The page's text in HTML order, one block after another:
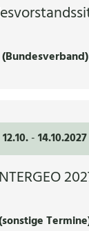
(Bundesverband)
12.10.-14.10.2027